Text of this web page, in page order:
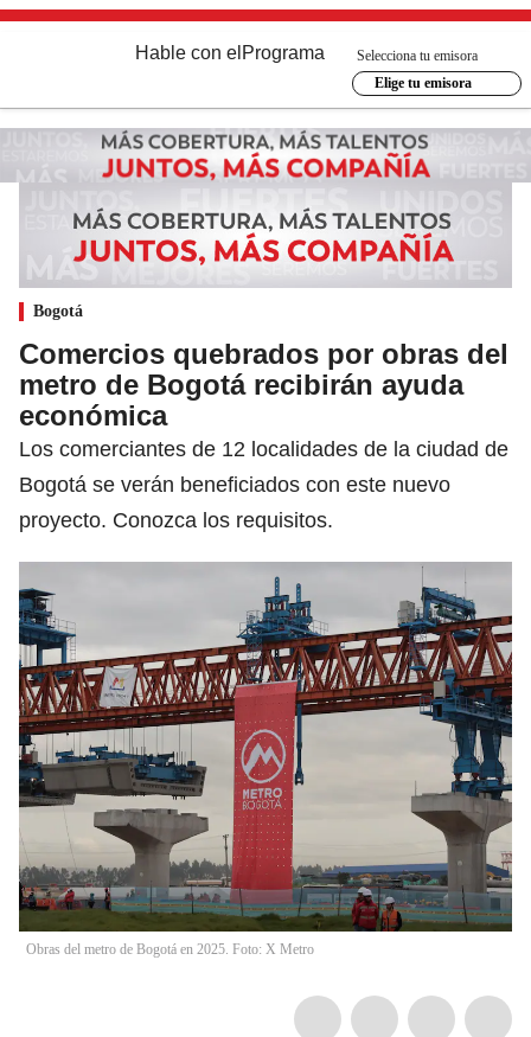
Hable con el Programa
Selecciona tu emisora
Elige tu emisora
Bogotá
Comercios quebrados por obras del
metro de Bogotá recibirán ayuda
económica
Los comerciantes de 12 localidades de la ciudad de
Bogotá se verán beneficiados con este nuevo
proyecto. Conozca los requisitos.
Obras del metro de Bogotá en 2025. Foto: X Metro